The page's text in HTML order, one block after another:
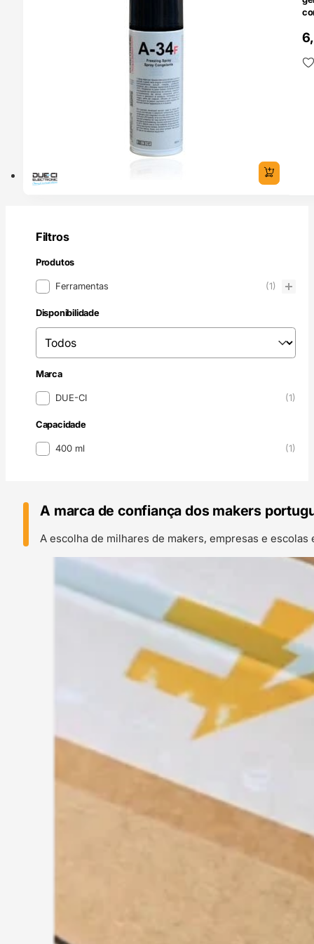
Filtros
Produtos
ProdutosFerramentas (1)
Disponibilidade
Disponibilidade
Disponibilidade
Marca
MarcaDUE-CI (1)
Capacidade
Capacidade
400 ml (1)
A marca de confiança dos makers
A escolha de milhares de makers, empresas e escolas